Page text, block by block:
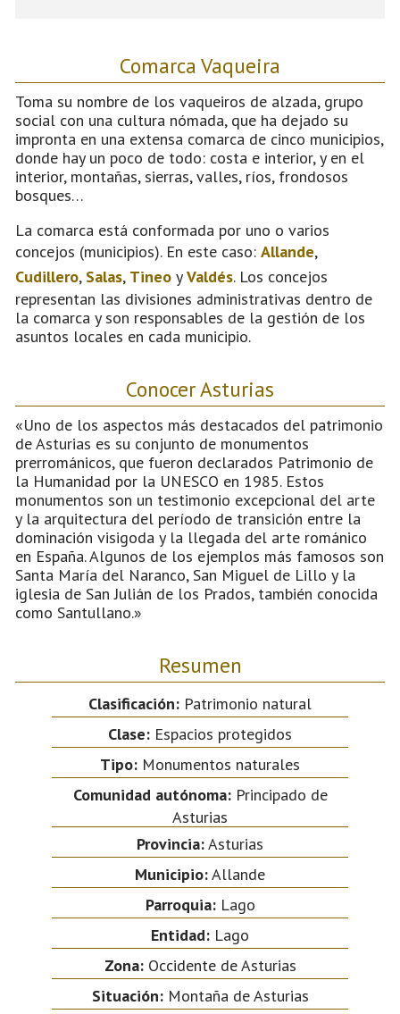
Comarca Vaqueira
Toma su nombre de los vaqueiros de alzada, grupo
social con una cultura nómada, que ha dejado su
impronta en una extensa comarca de cinco municipios,
donde hay un poco de todo: costa e interior, y en el
interior, montañas, sierras, valles, ríos, frondosos
bosques…
La comarca está conformada por uno o varios
concejos (municipios). En este caso: Allande,
Cudillero, Salas, Tineo yValdés. Los concejos
representan las divisiones administrativas dentro de
la comarca y son responsables de la gestión de los
asuntos locales en cada municipio.
Conocer Asturias
«Uno de los aspectos más destacados del patrimonio
de Asturias es su conjunto de monumentos
prerrománicos, que fueron declarados Patrimonio de
la Humanidad por la UNESCO en 1985. Estos
monumentos son un testimonio excepcional del arte
y la arquitectura del período de transición entre la
dominación visigoda y la llegada del arte románico
en España. Algunos de los ejemplos más famosos son
Santa María del Naranco, San Miguel de Lillo y la
iglesia de San Julián de los Prados, también conocida
como Santullano.»
Resumen
Clasificación: Patrimonio natural
Clase: Espacios protegidos
Tipo: Monumentos naturales
Comunidad autónoma:Principado de
Asturias
Provincia:Asturias
Municipio:Allande
Parroquia:Lago
Entidad: Lago
Zona:Occidente de Asturias
Situación:Montaña de Asturias